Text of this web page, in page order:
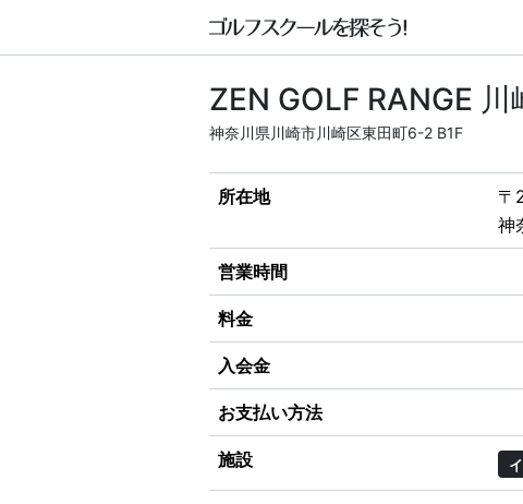
ZEN GOLF RANGE 川
神奈川県川崎市川崎区東田町6-2 B1F
所在地
〒
神
営業時間
料金
入会金
お支払い方法
施設